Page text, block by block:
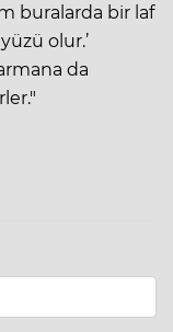
buralarda bir laf
olur.’
da